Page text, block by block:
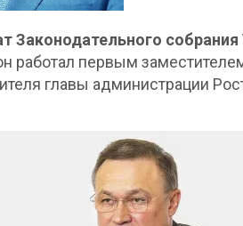
Законодательного
работал первым
главы администрации